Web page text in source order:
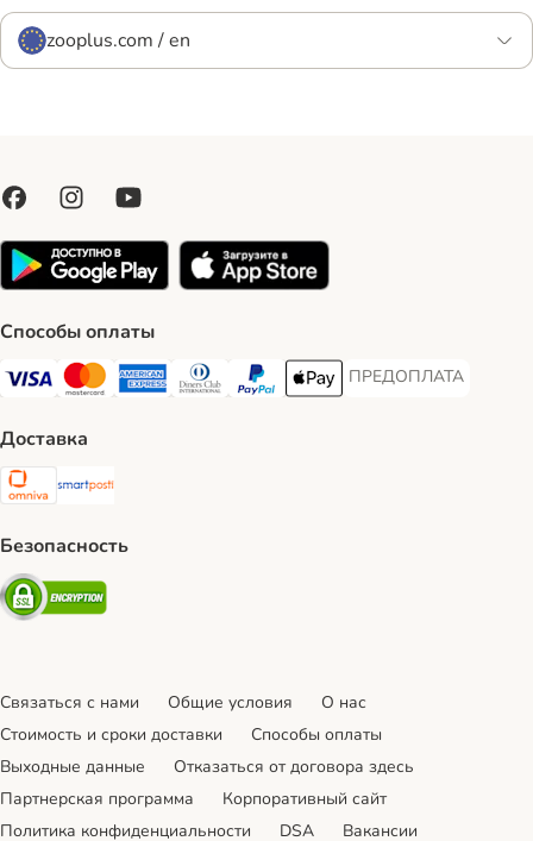
zooplus.com / en
Способы оплаты
Visa Payment Method
Mastercard Payment Method
American Express Payment Method
Diners Club Payment Method
PayPal Payment Method
Apple Pay Payment Method
ПРЕДОПЛАТА
ПРЕДОПЛАТА
Доставка
Omniva Shipping Method
SmartPosti Shipping Method
Безопасность
Security
Связаться с нами Общие условия
О нас
Стоимость и сроки доставки
Cпособы оплаты
Выходные данные
Отказаться от договора здесь
Партнерская программа
Корпоративный сайт
Политика конфиденциальности
DSA Вакансии